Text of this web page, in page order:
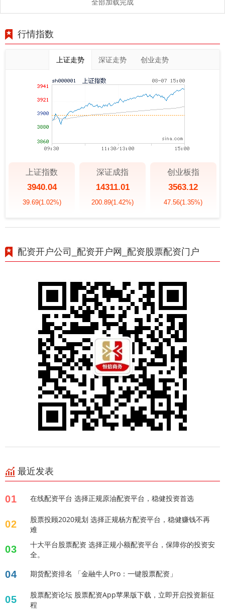
全部加载完成
行情指数
上证走势 深证走势 创业走势
上证指数
3940.04
39.69(1.02%)
深证成指
14311.01
200.89(1.42%)
创业板指
3563.12
47.56(1.35%)
配资开户公司_配资开户网_配资股票配资门户
最近发表
01 在线配资平台 选择正规原油配资平台，稳健投资首选
02
股票投顾2020规划 选择正规杨方配资平台，稳健赚钱不再
难
03
十大平台股票配资 选择正规小额配资平台，保障你的投资安
全。
04 期货配资排名 「金融牛人Pro：一键股票配资」
05
股票配资论坛 股票配资App苹果版下载，立即开启投资新征
程